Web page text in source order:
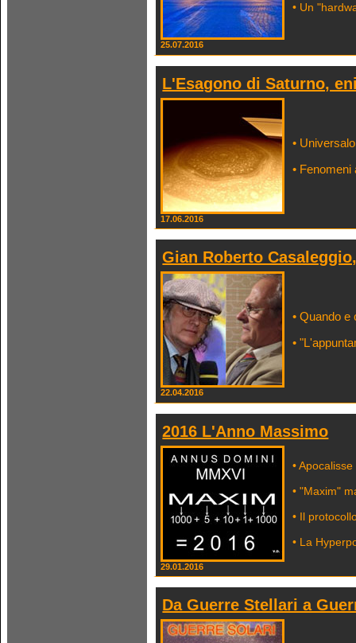
• Un
25.07.2016
L'Esagono di Saturno,
•
•
17.06.2016
Gian Roberto
• Quando
•
22.04.2016
2016 L'Anno Massimo
•
• "Maxim"
• Il
• La
29.01.2016
Da Guerre Stellari a